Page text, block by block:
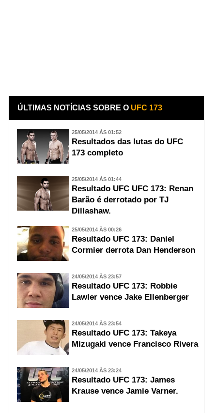
ÚLTIMAS NOTÍCIAS SOBRE O UFC 173
25/05/2014 ÀS 01:52
Resultados das lutas do UFC
173 completo
25/05/2014 ÀS 01:44
Resultado UFC UFC 173: Renan
Barão é derrotado por TJ
Dillashaw.
25/05/2014 ÀS 00:26
Resultado UFC 173: Daniel
Cormier derrota Dan Henderson
24/05/2014 ÀS 23:57
Resultado UFC 173: Robbie
Lawler vence Jake Ellenberger
24/05/2014 ÀS 23:54
Resultado UFC 173: Takeya
Mizugaki vence Francisco Rivera
24/05/2014 ÀS 23:24
Resultado UFC 173: James
Krause vence Jamie Varner.